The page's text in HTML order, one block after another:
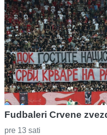
Fudbaleri Crvene
pre 13 sati